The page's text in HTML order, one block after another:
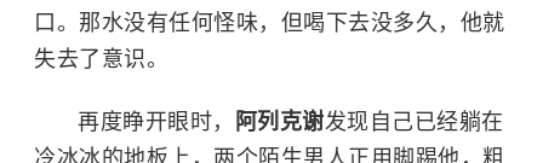
口。那水没有任何怪味，但喝下去没多久，他就
失去了意识。
再度睁开眼时， 阿列克谢发现自己已经躺在
冷冰冰的地板上，两个陌生男人正用脚踢他，粗